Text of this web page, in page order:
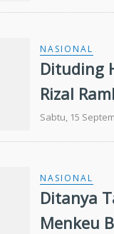
NASIONAL
Dituding
Rizal
Sabtu, 15
NASIONAL
Ditanya
Menkeu